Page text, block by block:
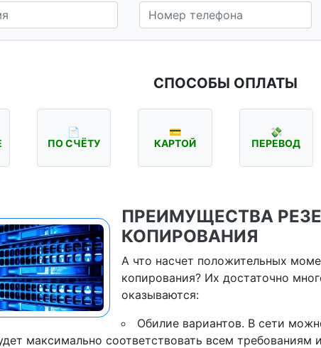
СПОСОБЫ ОПЛАТЫ
📄
ПО СЧЁТУ
💳
КАРТОЙ
💸
ПЕРЕВОД
ПРЕИМУЩЕСТВА
КОПИРОВАНИЯ
А что насчет положительных
копирования? Их достаточно
оказываются:
Обилие вариантов. В сети
максимально соответствовать всем